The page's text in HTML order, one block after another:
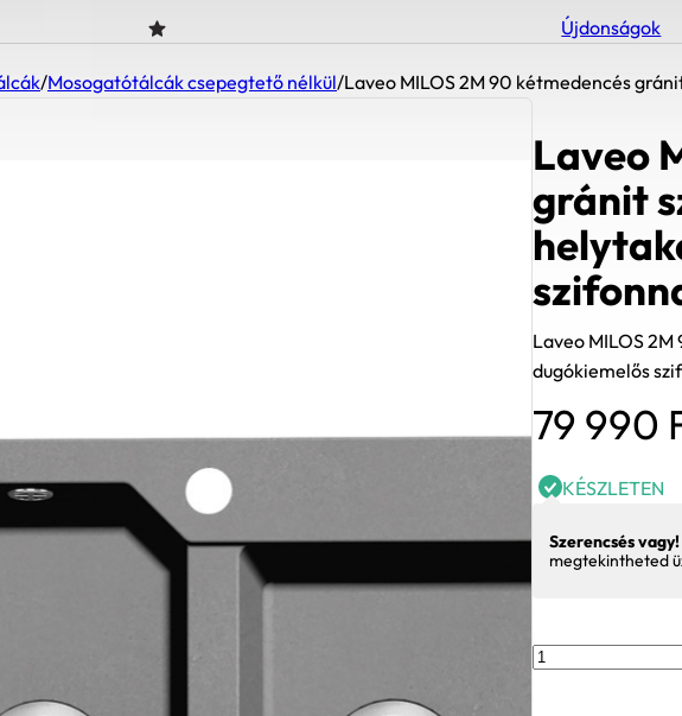
Újdonságok
/Mosogatótálcák csepegtető nélkül/Laveo MILOS 2M 90 kétmedencés
Laveo
gránit
Laveo MILOS
dugókiemelős
79 990
KÉSZLETEN
Szerencsés vagy!
megtekintheted
Laveo
MILOS